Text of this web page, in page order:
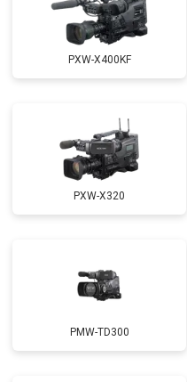
PXW-X400KF
PXW-X320
PMW-TD300